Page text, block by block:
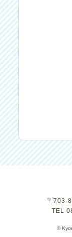
〒703-
TEL
©